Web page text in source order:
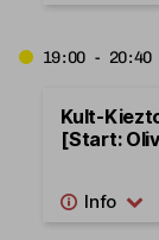
19:00 - 20:40
Kult-
[Start: